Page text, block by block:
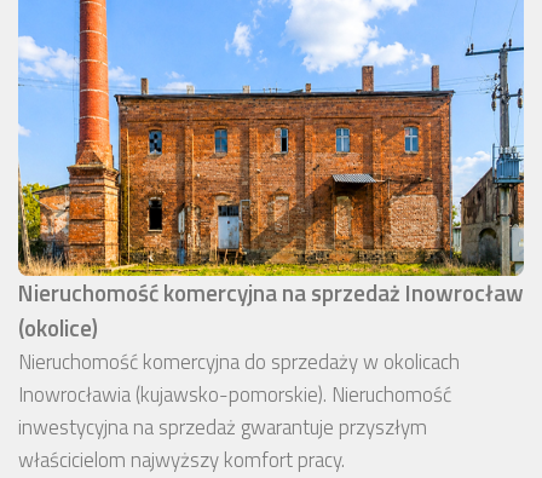
Nieruchomość komercyjna na sprzedaż Inowrocław
(okolice)
Nieruchomość komercyjna do sprzedaży w okolicach
Inowrocławia (kujawsko-pomorskie). Nieruchomość
inwestycyjna na sprzedaż gwarantuje przyszłym
właścicielom najwyższy komfort pracy.